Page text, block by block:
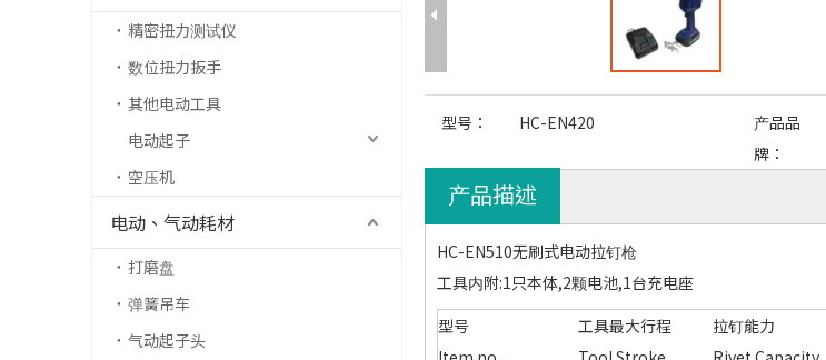
精密扭力测试仪
数位扭力扳手
其他电动工具
电动起子
空压机
电动、气动耗材
打磨盘
弹簧吊车
气动起子头
型号： HC-EN420
产品品
牌：
产品描述
HC-EN510无刷式电动拉钉枪
工具内附:1只本体,2颗电池,1台充电座
型号
工具最大行程
拉钉能力